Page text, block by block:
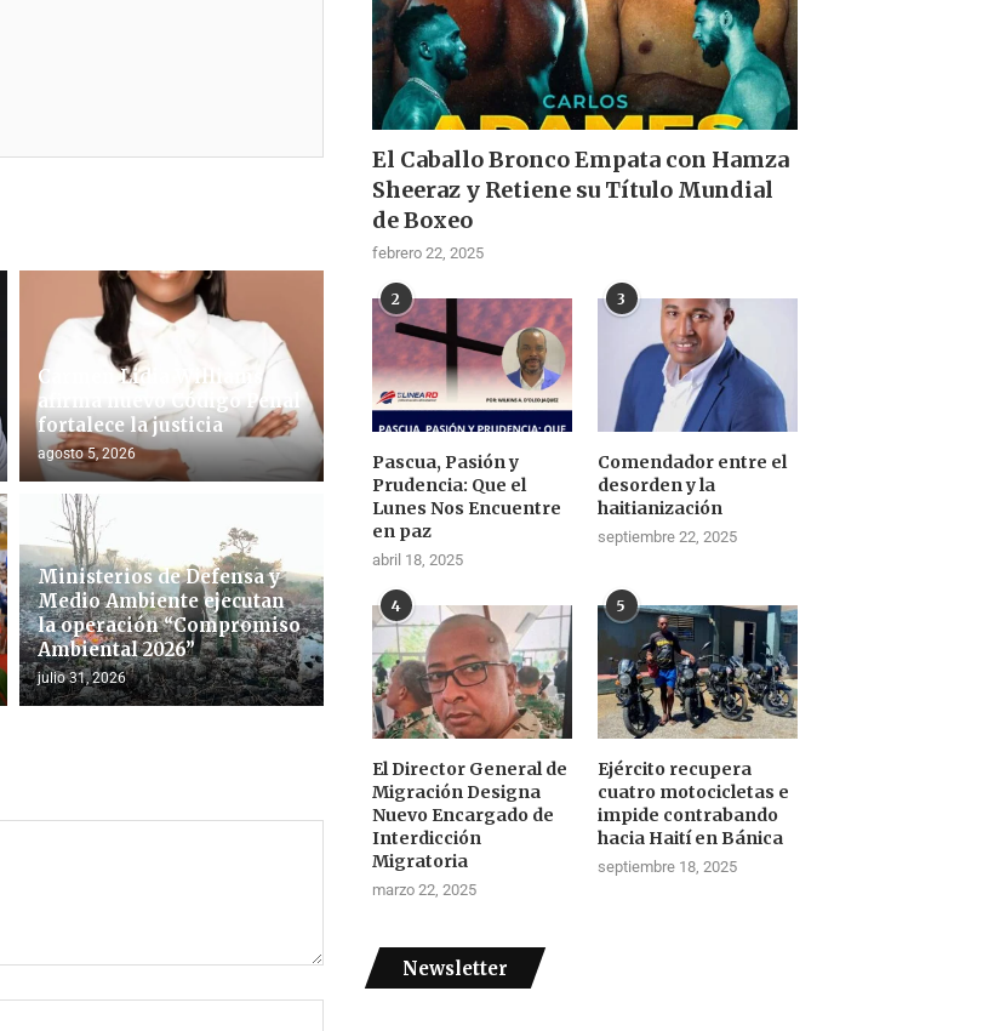
Carmen Lidia Williams
afirma nuevo Código Penal
fortalece la justicia
agosto 5, 2026
Ministerios de Defensa y
Medio Ambiente ejecutan
la operación “Compromiso
Ambiental 2026”
julio 31, 2026
El Caballo Bronco Empata con Hamza
Sheeraz y Retiene su Título Mundial
de Boxeo
febrero 22, 2025
2
Pascua, Pasión y
Prudencia: Que el
Lunes Nos Encuentre
en paz
abril 18, 2025
3
Comendador entre el
desorden y la
haitianización
septiembre 22, 2025
4
El Director General de
Migración Designa
Nuevo Encargado de
Interdicción
Migratoria
marzo 22, 2025
5
Ejército recupera
cuatro motocicletas e
impide contrabando
hacia Haití en Bánica
septiembre 18, 2025
Newsletter